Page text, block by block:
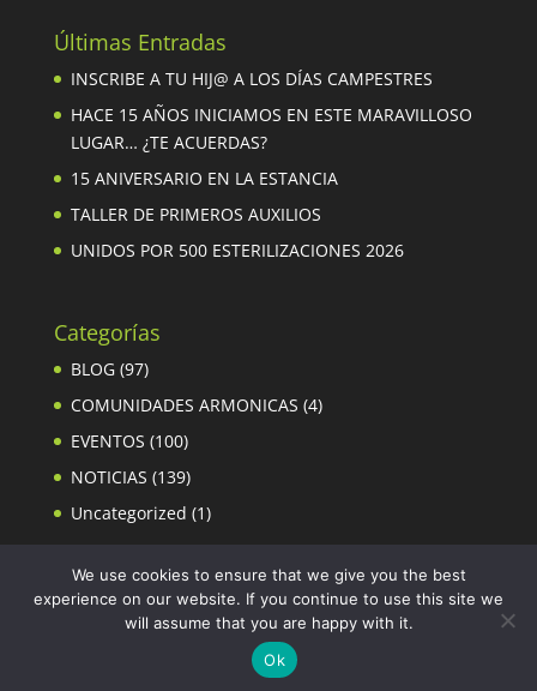
Últimas Entradas
INSCRIBE A TU HIJ@ A LOS DÍAS CAMPESTRES
HACE 15 AÑOS INICIAMOS EN ESTE MARAVILLOSO
LUGAR… ¿TE ACUERDAS?
15 ANIVERSARIO EN LA ESTANCIA
TALLER DE PRIMEROS AUXILIOS
UNIDOS POR 500 ESTERILIZACIONES 2026
Categorías
BLOG(97)
COMUNIDADES ARMONICAS (4)
EVENTOS (100)
NOTICIAS (139)
Uncategorized (1)
We use cookies to ensure that we give you the best
experience on our website. If you continue to use this site we
will assume that you are happy with it.
Ok